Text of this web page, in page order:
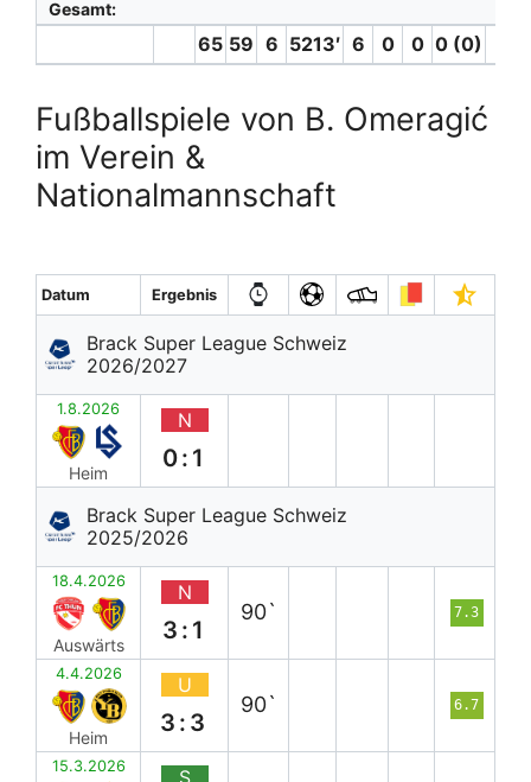
Gesamt:
65 59 6 5213′ 6 0 0 0 (0)
Fußballspiele von B. Omeragić
im Verein &
Nationalmannschaft
Datum Ergebnis
Brack Super League Schweiz
2026/2027
1.8.2026
Heim
N
0:1
Brack Super League Schweiz
2025/2026
18.4.2026
Auswärts
N
3:1
90` 7.3
4.4.2026
Heim
U
3:3
90` 6.7
15.3.2026 S